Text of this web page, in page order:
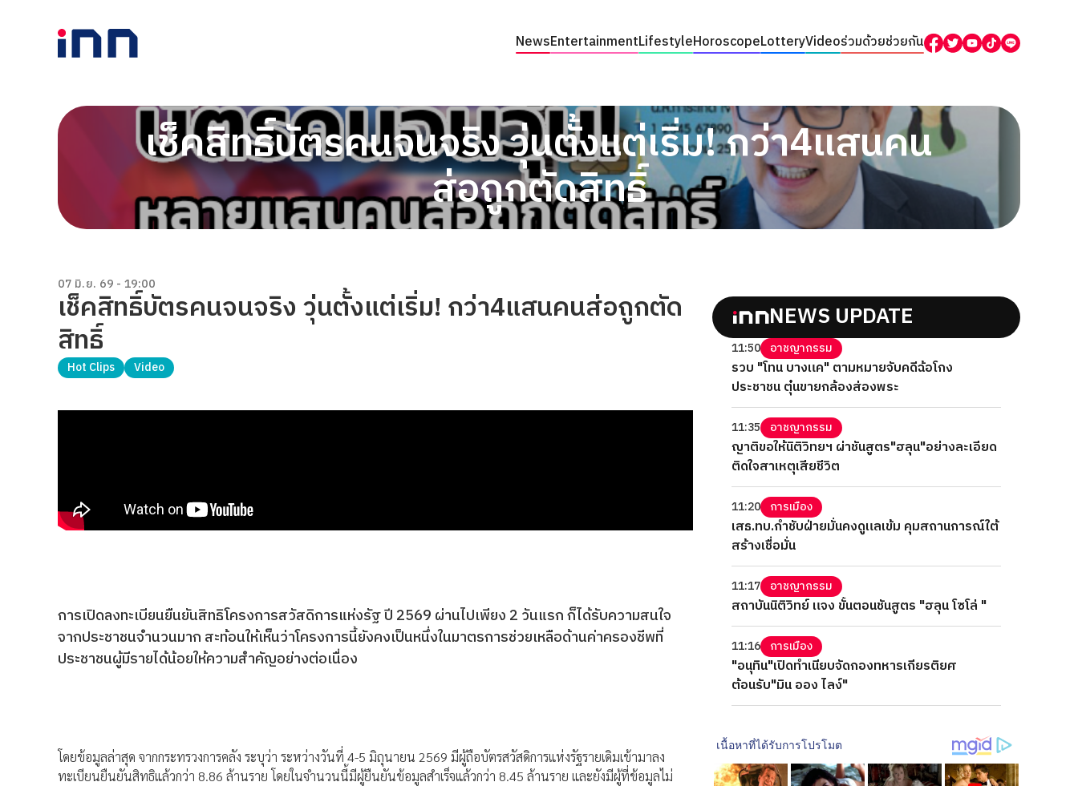
NewsEntertainmentLifestyleHoroscopeLotteryVideoร่วมด้วยช่วยกัน
เช็คสิทธิ์บัตรคนจนจริง วุ่นตั้งแต่เริ่ม! กว่า4แสนคน
ส่อถูกตัดสิทธิ์
07 มิ.ย. 69 - 19:00
เช็คสิทธิ์บัตรคนจนจริง วุ่นตั้งแต่เริ่ม! กว่า4แสนคนส่อถูกตัด
สิทธิ์
Hot Clips Video
การเปิดลงทะเบียนยืนยันสิทธิโครงการสวัสดิการแห่งรัฐ ปี 2569 ผ่านไปเพียง 2 วันแรก ก็ได้รับความสนใจ
จากประชาชนจำนวนมาก สะท้อนให้เห็นว่าโครงการนี้ยังคงเป็นหนึ่งในมาตรการช่วยเหลือด้านค่าครองชีพที่
ประชาชนผู้มีรายได้น้อยให้ความสำคัญอย่างต่อเนื่อง
โดยข้อมูลล่าสุด จากกระทรวงการคลัง ระบุว่า ระหว่างวันที่ 4-5 มิถุนายน 2569 มีผู้ถือบัตรสวัสดิการแห่งรัฐรายเดิมเข้ามาลง
ทะเบียนยืนยันสิทธิแล้วกว่า 8.86 ล้านราย โดยในจำนวนนี้มีผู้ยืนยันข้อมูลสำเร็จแล้วกว่า 8.45 ล้านราย และยังมีผู้ที่ข้อมูลไม่
NEWS UPDATE
11:50 อาชญากรรม
รวบ "โทน บางแค" ตามหมายจับคดีฉ้อโกง
ประชาชน ตุ๋นขายกล้องส่องพระ
11:35 อาชญากรรม
ญาติขอให้นิติวิทยฯ ผ่าชันสูตร"ฮลุน"อย่างละเอียด
ติดใจสาเหตุเสียชีวิต
11:20 การเมือง
เสธ.ทบ.กำชับฝ่ายมั่นคงดูแลเข้ม คุมสถานการณ์ใต้
สร้างเชื่อมั่น
11:17 อาชญากรรม
สถาบันนิติวิทย์ แจง ขั้นตอนชันสูตร "ฮลุน โซโล่ "
11:16 การเมือง
"อนุทิน"เปิดทำเนียบจัดกองทหารเกียรติยศ
ต้อนรับ"มิน ออง ไลง์"